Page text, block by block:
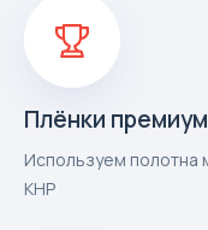
Плёнки
Используем полотна
КНР